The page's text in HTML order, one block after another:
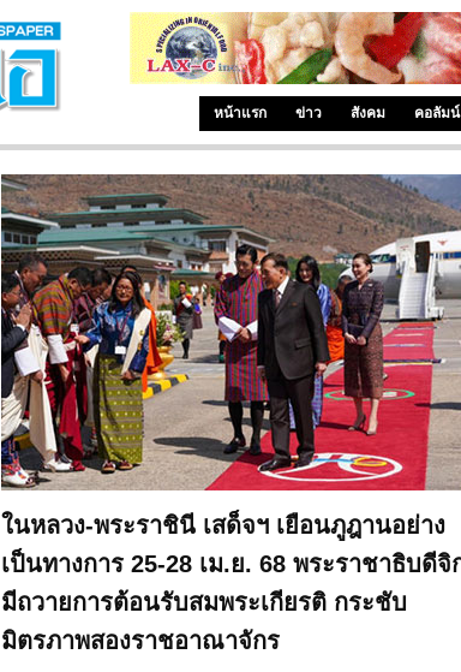
หน้าแรก ข่าว สังคม คอลัมน์
ในหลวง-พระราชินี เสด็จฯ เยือนภูฎานอย่าง
เป็นทางการ 25-28 เม.ย. 68 พระราชาธิบดีจิ
มีถวายการต้อนรับสมพระเกียรติ กระชับ
มิตรภาพสองราชอาณาจักร